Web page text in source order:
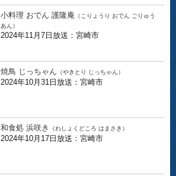
小料理 おでん 護隆庵 （こりょうり おでん ごりゅう
あん）
2024年11月7日放送：宮崎市
焼鳥 じっちゃん （やきとり じっちゃん）
2024年10月31日放送：宮崎市
和食処 浜咲き （わしょくどころ はまさき）
2024年10月17日放送：宮崎市